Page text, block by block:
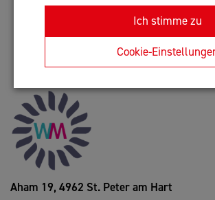
Ich stimme zu
Cookie-
IT-Dienstleistung
Anfrage oder Rückruf
Aham 19, 4962 St. Peter am Hart